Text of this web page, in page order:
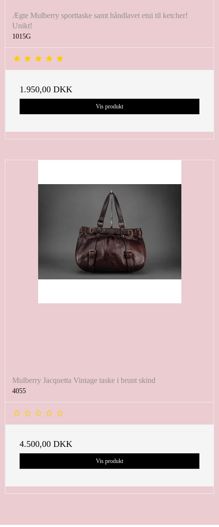
Ægte Mulberry sporttaske samt håndlavet etui til ketcher!
Unikt!
1015G
1.950,00 DKK
Vis produkt
Mulberry Jacquetta Vintage taske i brunt skind
4055
4.500,00 DKK
Vis produkt